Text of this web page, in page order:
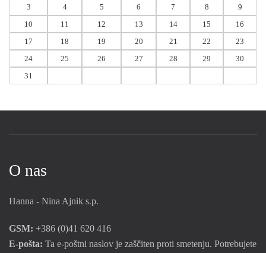
3
4 5 6 7 8
9
10
11 12 13 14 15
16
17
18 19 20 21 22
23
24
25 26 27 28 29
30
31
O nas
Hanna - Nina Ajnik s.p.
GSM: +386 (0)41 620 416
E-pošta: Ta e-poštni naslov je zaščiten proti smetenju. Potrebujete